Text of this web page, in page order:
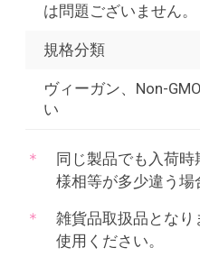
は問題ございません。
規格分類
ヴィーガン、Non-
い
同じ製品でも入荷時
様相等が多少違う場
雑貨品取扱品とな
使用ください。